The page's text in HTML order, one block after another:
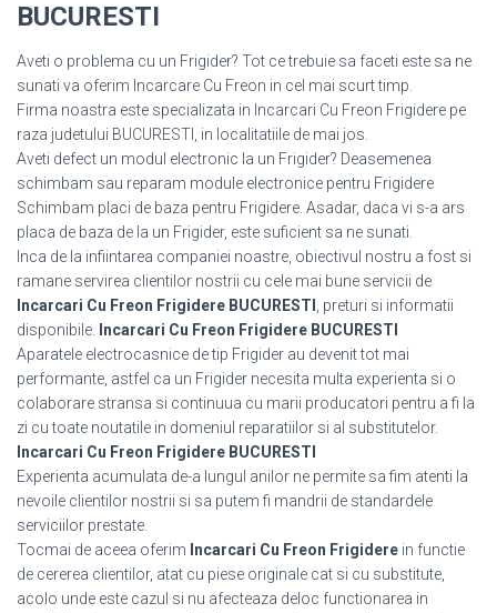
BUCURESTI
Aveti o problema cu un Frigider? Tot ce trebuie sa faceti este sa ne
sunati va oferim Incarcare Cu Freon in cel mai scurt timp.
Firma noastra este specializata in Incarcari Cu Freon Frigidere pe
raza judetului BUCURESTI, in localitatiile de mai jos.
Aveti defect un modul electronic la un Frigider? Deasemenea
schimbam sau reparam module electronice pentru Frigidere
Schimbam placi de baza pentru Frigidere. Asadar, daca vi s-a ars
placa de baza de la un Frigider, este suficient sa ne sunati.
Inca de la infiintarea companiei noastre, obiectivul nostru a fost si
ramane servirea clientilor nostrii cu cele mai bune servicii de
Incarcari Cu Freon Frigidere BUCURESTI
, preturi si informatii
disponibile.
Incarcari Cu Freon Frigidere BUCURESTI
Aparatele electrocasnice de tip Frigider au devenit tot mai
performante, astfel ca un Frigider necesita multa experienta si o
colaborare stransa si continuua cu marii producatori pentru a fi la
zi cu toate noutatile in domeniul reparatiilor si al substitutelor.
Incarcari Cu Freon Frigidere BUCURESTI
Experienta acumulata de-a lungul anilor ne permite sa fim atenti la
nevoile clientilor nostrii si sa putem fi mandrii de standardele
serviciilor prestate.
Tocmai de aceea oferim Incarcari Cu Freon Frigidere in functie
de cererea clientilor, atat cu piese originale cat si cu substitute,
acolo unde este cazul si nu afecteaza deloc functionarea in